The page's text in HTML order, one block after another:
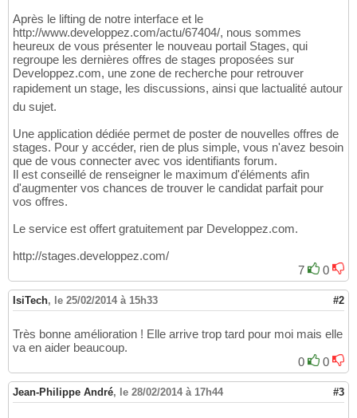
Après le lifting de notre interface et le
http://www.developpez.com/actu/67404/, nous sommes
heureux de vous présenter le nouveau portail Stages, qui
regroupe les dernières offres de stages proposées sur
Developpez.com, une zone de recherche pour retrouver
rapidement un stage, les discussions, ainsi que lactualité autour
du sujet.
Une application dédiée permet de poster de nouvelles offres de
stages. Pour y accéder, rien de plus simple, vous n'avez besoin
que de vous connecter avec vos identifiants forum.
Il est conseillé de renseigner le maximum d'éléments afin
d'augmenter vos chances de trouver le candidat parfait pour
vos offres.
Le service est offert gratuitement par Developpez.com.
http://stages.developpez.com/
7
0
IsiTech, le 25/02/2014 à 15h33 #2
Très bonne amélioration ! Elle arrive trop tard pour moi mais elle
va en aider beaucoup.
0
0
Jean-Philippe André, le 28/02/2014 à 17h44 #3